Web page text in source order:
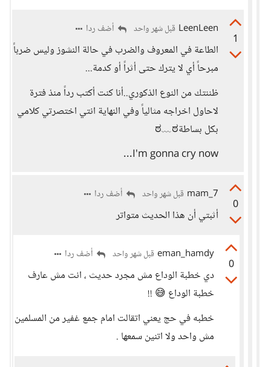
1
LeenLeen قبل شهر واحد أضف ردا
الطاعة في المعروف والضرب في حالة النشوز وليس ضرباً
مبرحاً أي لا يترك حتى أثراً أو كدمة...
ظننتك من النوع الذكوري..أنا كنت أكتب رداً منذ فترة
لاحاول اخراجه مثالياً وفي النهاية انتي اختصرتي كلامي
بكل بساطة⁦ ⁦ಠ⁠﹏⁠ಠ⁩⁩
I'm gonna cry now...
0
mam_7 قبل شهر واحد أضف ردا
أثبتي أن هذا الحديث متواتر
0
eman_hamdy قبل شهر واحد أضف ردا
دي خطبة الوداع مش مجرد حديث ، انت مش عارف
خطبة الوداع 😅 !!
خطبه في حج يعني اتقالت امام جمع غفير من المسلمين
مش واحد ولا اتنين سمعها .